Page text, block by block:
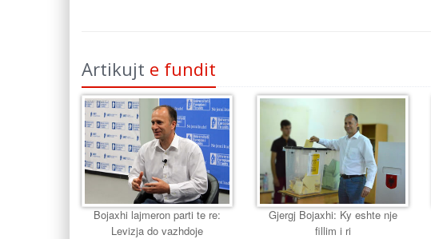
Artikujt e fundit
Bojaxhi lajmeron parti te re:
Levizja do vazhdoje
Gjergj Bojaxhi: Ky eshte nje
fillim i ri